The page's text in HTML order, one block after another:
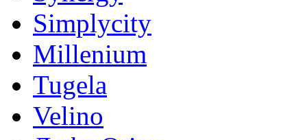
Simplycity
Millenium
Tugela
Velino